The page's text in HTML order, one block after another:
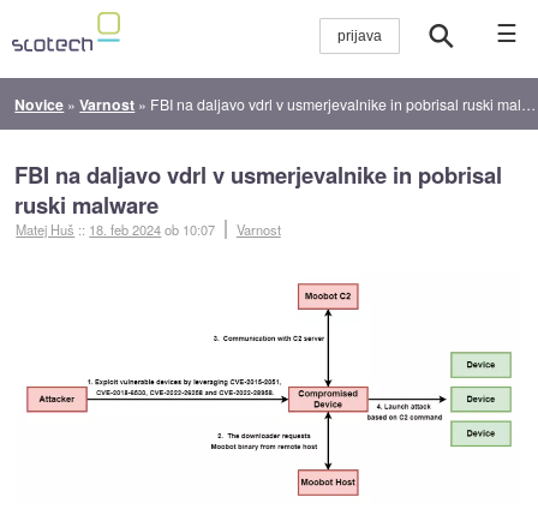
☰
Novice »Varnost » FBI na daljavo vdrl v usmerjevalnike in pobrisal ruski malware
FBI na daljavo vdrl v usmerjevalnike in pobrisal
ruski malware
Matej Huš :: 18. feb 2024ob 10:07 Varnost